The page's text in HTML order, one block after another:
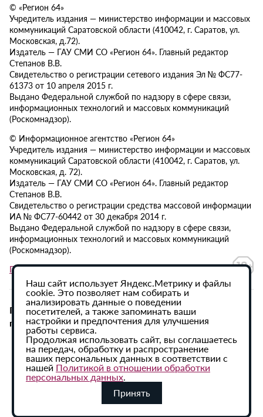
© «Регион 64»
Учредитель издания — министерство информации и массовых
коммуникаций Саратовской области (410042, г. Саратов, ул.
Московская, д.72).
Издатель — ГАУ СМИ СО «Регион 64». Главный редактор
Степанов В.В.
Свидетельство о регистрации сетевого издания Эл № ФС77-
61373 от 10 апреля 2015 г.
Выдано Федеральной службой по надзору в сфере связи,
информационных технологий и массовых коммуникаций
(Роскомнадзор).
© Информационное агентство «Регион 64»
Учредитель издания — министерство информации и массовых
коммуникаций Саратовской области (410042, г. Саратов, ул.
Московская, д. 72).
Издатель — ГАУ СМИ СО «Регион 64». Главный редактор
Степанов В.В.
Свидетельство о регистрации средства массовой информации
ИА № ФС77-60442 от 30 декабря 2014 г.
Выдано Федеральной службой по надзору в сфере связи,
информационных технологий и массовых коммуникаций
(Роскомнадзор).
Политика в отношении обработки персональных данных
При использовании материалов сайта активная
гиперссылка на ИА «Регион 64» обязательна.
Наш сайт использует Яндекс.Метрику и файлы
cookie. Это позволяет нам собирать и
анализировать данные о поведении
посетителей, а также запоминать ваши
настройки и предпочтения для улучшения
работы сервиса.
Продолжая использовать сайт, вы соглашаетесь
на передач, обработку и распространение
ваших персональных данных в соответствии с
нашей Политикой в отношении обработки
персональных данных.
Принять